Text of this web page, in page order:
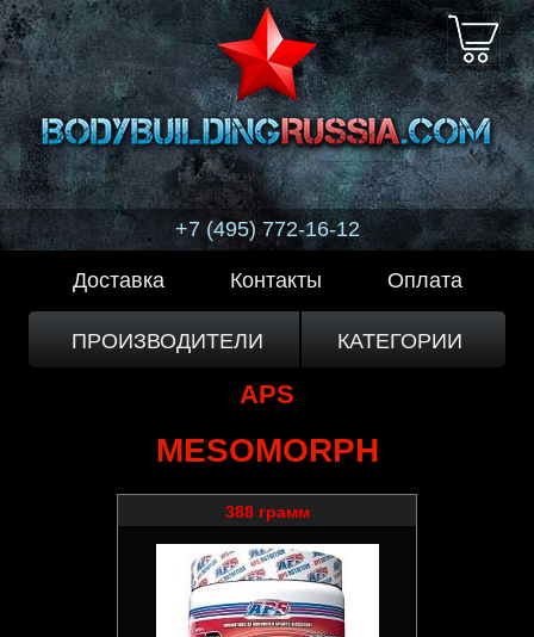
+7 (495) 772-16-12
Доставка Контакты Оплата
ПРОИЗВОДИТЕЛИ КАТЕГОРИИ
APS
MESOMORPH
388 грамм